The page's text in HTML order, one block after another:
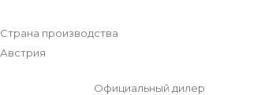
Страна производства
Австрия
Официальный дилер